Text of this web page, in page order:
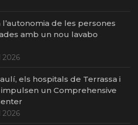
de les persones
amb un nou lavabo
2026
els hospitals de Terrassa i
un Comprehensive
2026